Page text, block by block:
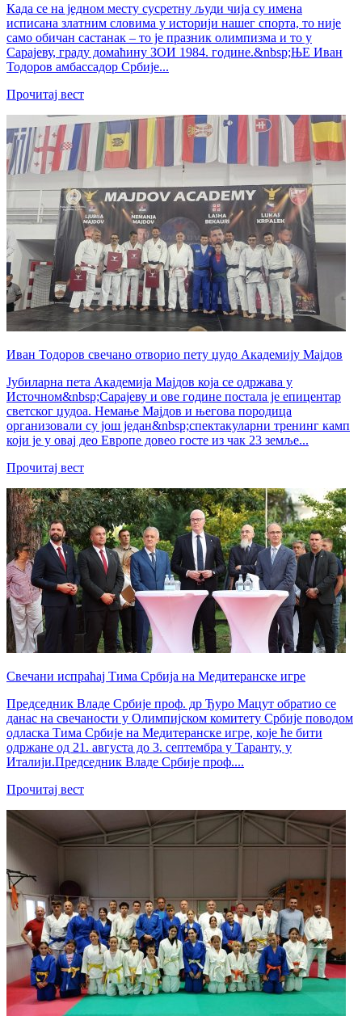
Када се на једном месту сусретну људи чија су имена
исписана златним словима у историји нашег спорта, то није
само обичан састанак – то је празник олимпизма и то у
Сарајеву, граду домаћину ЗОИ 1984. године.&nbsp;ЊЕ Иван
Тодоров амбассадор Србије...
Прочитај вест
Иван Тодоров свечано отворио пету џудо Академију Мајдов
Јубиларна пета Академија Мајдов која се одржава у
Источном&nbsp;Сарајеву и ове године постала је епицентар
светског џудоа. Немање Мајдов и његова породица
организовали су још један&nbsp;спектакуларни тренинг камп
који је у овај део Европе довео госте из чак 23 земље...
Прочитај вест
Свечани испраћај Тима Србија на Медитеранске игре
Председник Владе Србије проф. др Ђуро Мацут обратио се
данас на свечаности у Олимпијском комитету Србије поводом
одласка Тима Србије на Медитеранске игре, које ће бити
одржане од 21. августа до 3. септембра у Таранту, у
Италији.Председник Владе Србије проф....
Прочитај вест